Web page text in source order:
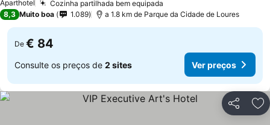
Aparthotel Cozinha partilhada bem equipada
8,3 Muito boa 1.089 a 1.8 km de Parque da Cidade de Loures
De € 84
Consulte os preços de 2 sites Ver preços
Partilhar